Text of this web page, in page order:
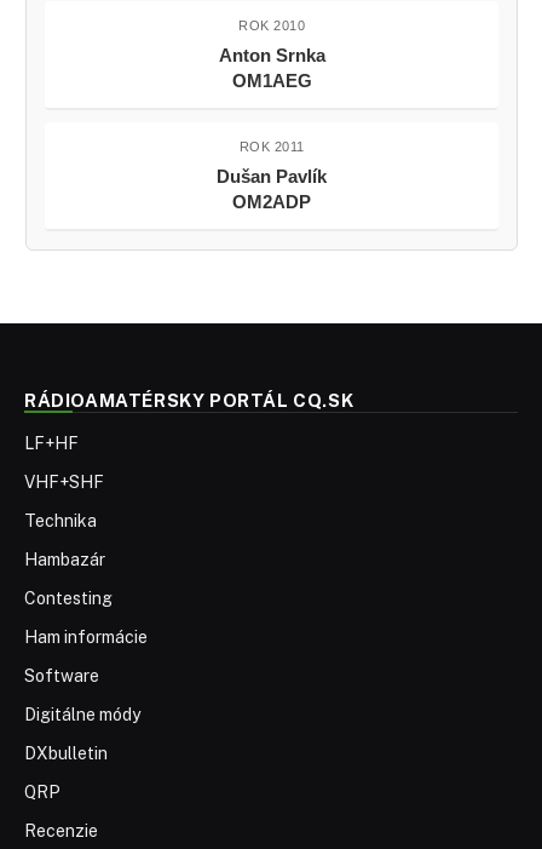
ROK 2010
Anton Srnka
OM1AEG
ROK 2011
Dušan Pavlík
OM2ADP
RÁDIOAMATÉRSKY PORTÁL CQ.SK
LF+HF
VHF+SHF
Technika
Hambazár
Contesting
Ham informácie
Software
Digitálne módy
DXbulletin
QRP
Recenzie